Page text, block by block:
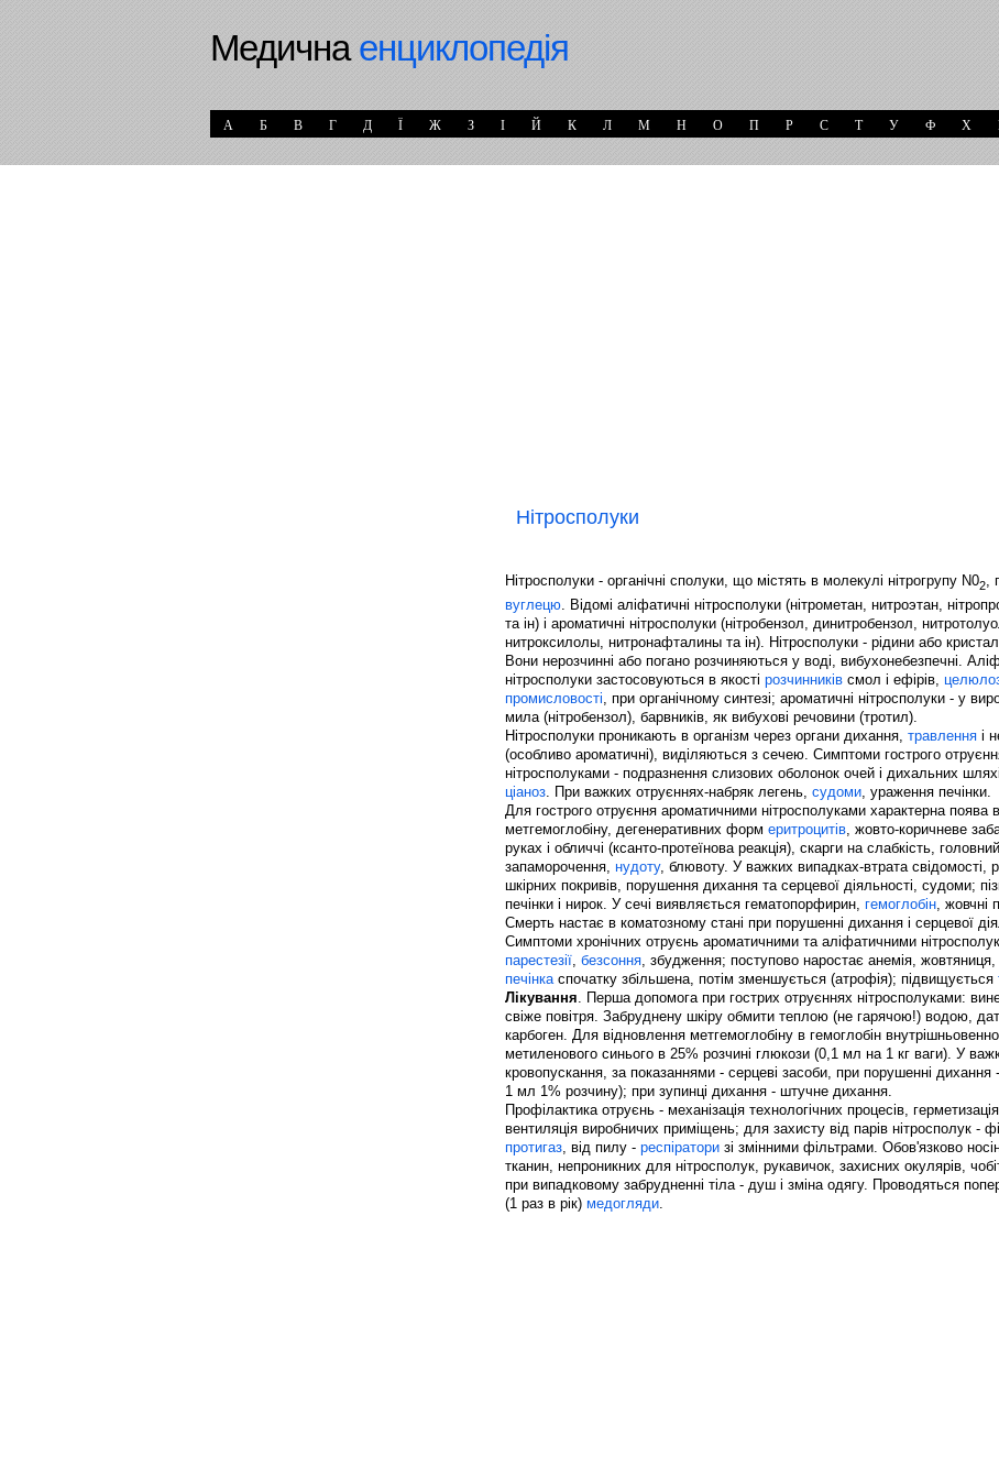
Медичнаенциклопедія
А Б В Г Д Ї Ж З І Й К Л М Н О П Р С Т У Ф Х
Нітросполуки
Нітросполуки - органічні сполуки, що містять в молекулі нітрогрупу N02,
вуглецю . Відомі аліфатичні нітросполуки (нітрометан, нитроэтан,
та ін) і ароматичні нітросполуки (нітробензол, динитробензол,
нитроксилолы, нитронафталины та ін). Нітросполуки - рідини або
Вони нерозчинні або погано розчиняються у воді, вибухонебезпечні.
нітросполуки застосовуються в якості розчинників смол і ефірів,
промисловості , при органічному синтезі; ароматичні нітросполуки - у
мила (нітробензол), барвників, як вибухові речовини (тротил).
Нітросполуки проникають в організм через органи дихання, травлення і
(особливо ароматичні), виділяються з сечею. Симптоми гострого
нітросполуками - подразнення слизових оболонок очей і дихальних
ціаноз . При важких отруєннях-набряк легень, судоми , ураження печінки.
Для гострого отруєння ароматичними нітросполуками характерна поява в
метгемоглобіну, дегенеративних форм еритроцитів , жовто-коричневе
руках і обличчі (ксанто-протеїнова реакція), скарги на слабкість, головний
запаморочення, нудоту, блювоту. У важких випадках-втрата свідомості,
шкірних покривів, порушення дихання та серцевої діяльності, судоми;
печінки і нирок. У сечі виявляється гематопорфирин, гемоглобін , жовчні
Смерть настає в коматозному стані при порушенні дихання і серцевої
Симптоми хронічних отруєнь ароматичними та аліфатичними
парестезії безсоння , збудження; поступово наростає анемія,
печінка спочатку збільшена, потім зменшується (атрофія); підвищується
Лікування . Перша допомога при гострих отруєннях нітросполуками:
свіже повітря. Забруднену шкіру обмити теплою (не гарячою!) водою,
карбоген. Для відновлення метгемоглобіну в гемоглобін
метиленового синього в 25% розчині глюкози (0,1 мл на 1 кг ваги). У
кровопускання, за показаннями - серцеві засоби, при порушенні дихання -
1 мл 1% розчину); при зупинці дихання - штучне дихання.
Профілактика отруєнь - механізація технологічних процесів,
вентиляція виробничих приміщень; для захисту від парів нітросполук -
протигаз , від пилу - респіратори зі змінними фільтрами. Обов'язково
тканин, непроникних для нітросполук, рукавичок, захисних окулярів,
при випадковому забрудненні тіла - душ і зміна одягу. Проводяться
(1 раз в рік) медогляди